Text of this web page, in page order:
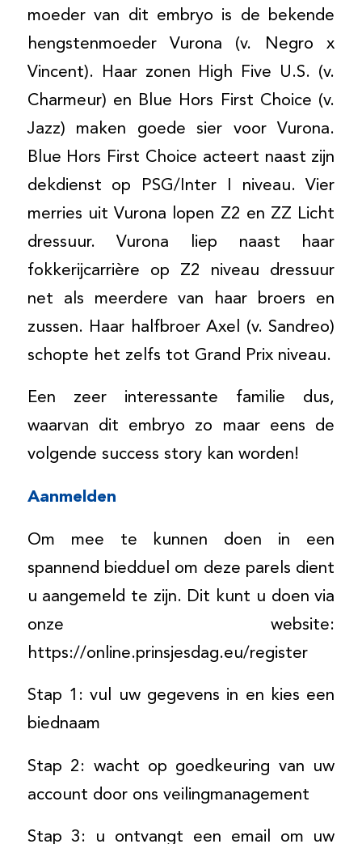
moeder van dit embryo is de bekende
hengstenmoeder Vurona (v. Negro x
Vincent). Haar zonen High Five U.S. (v.
Charmeur) en Blue Hors First Choice (v.
Jazz) maken goede sier voor Vurona.
Blue Hors First Choice acteert naast zijn
dekdienst op PSG/Inter I niveau. Vier
merries uit Vurona lopen Z2 en ZZ Licht
dressuur. Vurona liep naast haar
fokkerijcarrière op Z2 niveau dressuur
net als meerdere van haar broers en
zussen. Haar halfbroer Axel (v. Sandreo)
schopte het zelfs tot Grand Prix niveau.
Een zeer interessante familie dus,
waarvan dit embryo zo maar eens de
volgende success story kan worden!
Aanmelden
Om mee te kunnen doen in een
spannend biedduel om deze parels dient
u aangemeld te zijn. Dit kunt u doen via
onze website:
https://online.prinsjesdag.eu/register
Stap 1: vul uw gegevens in en kies een
biednaam
Stap 2: wacht op goedkeuring van uw
account door ons veilingmanagement
Stap 3: u ontvangt een email om uw